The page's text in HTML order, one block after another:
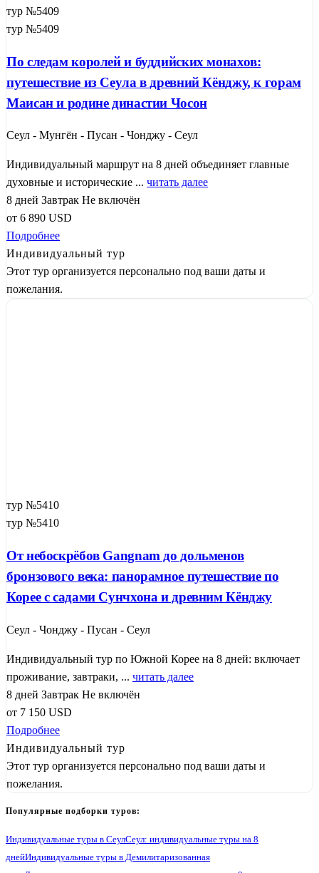
тур №5409
тур №5409
По следам королей и буддийских монахов:
путешествие из Сеула в древний Кёнджу, к горам
Маисан и родине династии Чосон
Сеул - Мунгён - Пусан - Чонджу - Сеул
Индивидуальный маршрут на 8 дней объединяет главные
духовные и исторические ... читать далее
8 дней Завтрак Не включён
от 6 890 USD
Подробнее
Индивидуальный тур
Этот тур организуется персонально под ваши даты и
пожелания.
тур №5410
тур №5410
От небоскрёбов Gangnam до дольменов
бронзового века: панорамное путешествие по
Корее с садами Сунчхона и древним Кёнджу
Сеул - Чонджу - Пусан - Сеул
Индивидуальный тур по Южной Корее на 8 дней: включает
проживание, завтраки, ... читать далее
8 дней Завтрак Не включён
от 7 150 USD
Подробнее
Индивидуальный тур
Этот тур организуется персонально под ваши даты и
пожелания.
Популярные подборки туров:
Индивидуальные туры в СеулСеул: индивидуальные туры на 8
днейИндивидуальные туры в Демилитаризованная